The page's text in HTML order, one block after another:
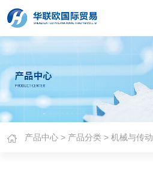
产品中心 > 产品分类 >机械与传动